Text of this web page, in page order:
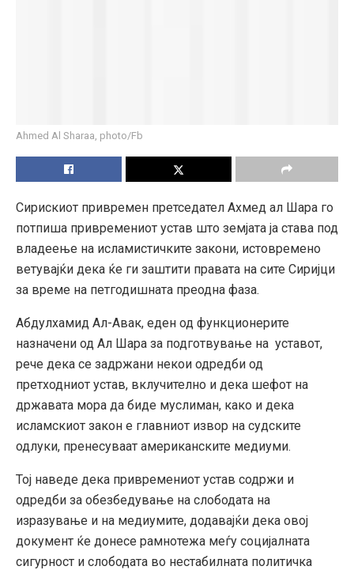
Ahmed Al Sharaa, photo/Fb
Сирискиот привремен претседател Ахмед ал Шара го
потпиша привремениот устав што земјата ја става под
владеење на исламистичките закони, истовремено
ветувајќи дека ќе ги заштити правата на сите Сиријци
за време на петгодишната преодна фаза.
Абдулхамид Ал-Авак, еден од функционерите
назначени од Ал Шара за подготвување на уставот,
рече дека се задржани некои одредби од
претходниот устав, вклучително и дека шефот на
државата мора да биде муслиман, како и дека
исламскиот закон е главниот извор на судските
одлуки, пренесуваат американските медиуми.
Тој наведе дека привремениот устав содржи и
одредби за обезбедување на слободата на
изразување и на медиумите, додавајќи дека овој
документ ќе донесе рамнотежа меѓу социјалната
сигурност и слободата во нестабилната политичка